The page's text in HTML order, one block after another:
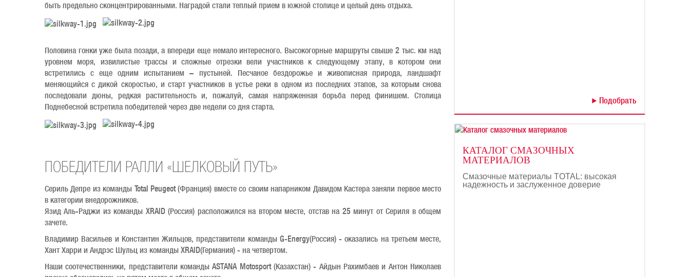
быть предельно сконцентрированными. Наградой стали теплый прием в южной столице и целый день отдыха.
Половина гонки уже была позади, а впереди еще немало интересного. Высокогорные маршруты свыше 2 тыс. км над
уровнем моря, извилистые трассы и сложные отрезки вели участников к следующему этапу, в котором они
встретились с еще одним испытанием – пустыней. Песчаное бездорожье и живописная природа, ландшафт
меняющийся с дикой скоростью, и старт участников в устье реки в одном из последних этапов, за которым снова
последовали дюны, редкая растительность и, пожалуй, самая напряженная борьба перед финишем. Столица
Поднебесной встретила победителей через две недели со дня старта.
ПОБЕДИТЕЛИ РАЛЛИ «ШЕЛКОВЫЙ ПУТЬ»
Сериль Депре из команды Total Peugeot (Франция) вместе со своим напарником Давидом Кастера заняли первое место
в категории внедорожников.
Язид Аль-Раджи из команды XRAID (Россия) расположился на втором месте, отстав на 25 минут от Сериля в общем
зачете.
Владимир Васильев и Константин Жильцов, представители команды G-Energy(Россия) - оказались на третьем месте,
Хант Харри и Андрэс Шульц из команды XRAID(Германия) - на четвертом.
Наши соотечественники, представители команды ASTANA Motosport (Казахстан) - Айдын Рахимбаев и Антон Николаев
Подобрать
КАТАЛОГ СМАЗОЧНЫХ
МАТЕРИАЛОВ
Смазочные материалы TOTAL: высокая
надежность и заслуженное доверие